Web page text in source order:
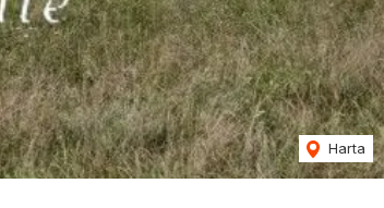
Harta